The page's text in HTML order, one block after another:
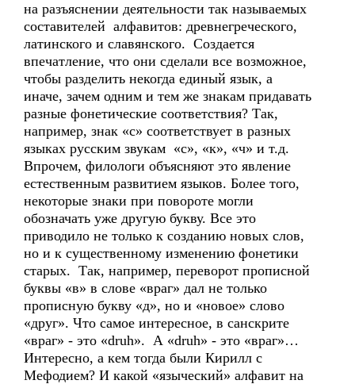
на разъяснении деятельности так называемых
составителей алфавитов: древнегреческого,
латинского и славянского. Создается
впечатление, что они сделали все возможное,
чтобы разделить некогда единый язык, а
иначе, зачем одним и тем же знакам придавать
разные фонетические соответствия? Так,
например, знак «с» соответствует в разных
языках русским звукам «с», «к», «ч» и т.д.
Впрочем, филологи объясняют это явление
естественным развитием языков. Более того,
некоторые знаки при повороте могли
обозначать уже другую букву. Все это
приводило не только к созданию новых слов,
но и к существенному изменению фонетики
старых. Так, например, переворот прописной
буквы «в» в слове «враг» дал не только
прописную букву «д», но и «новое» слово
«друг». Что самое интересное, в санскрите
«враг» - это «druh». А «druh» - это «враг»…
Интересно, а кем тогда были Кирилл с
Мефодием? И какой «языческий» алфавит на